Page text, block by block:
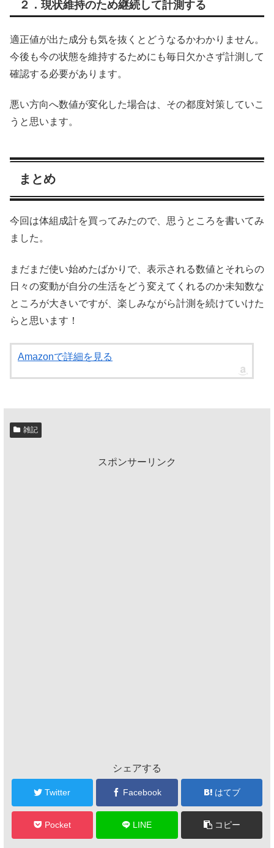
２．現状維持のため継続して計測する
適正値が出た成分も気を抜くとどうなるかわかりません。
今後も今の状態を維持するためにも毎日欠かさず計測して
確認する必要があります。
悪い方向へ数値が変化した場合は、その都度対策していこ
うと思います。
まとめ
今回は体組成計を買ってみたので、思うところを書いてみ
ました。
まだまだ使い始めたばかりで、表示される数値とそれらの
日々の変動が自分の生活をどう変えてくれるのか未知数な
ところが大きいですが、楽しみながら計測を続けていけた
らと思います！
Amazonで詳細を見る
雑記
スポンサーリンク
シェアする
Twitter Facebook はてブ
Pocket LINE コピー